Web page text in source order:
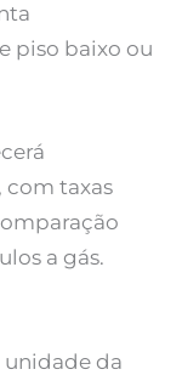
piso baixo ou
taxas
a gás.
unidade da